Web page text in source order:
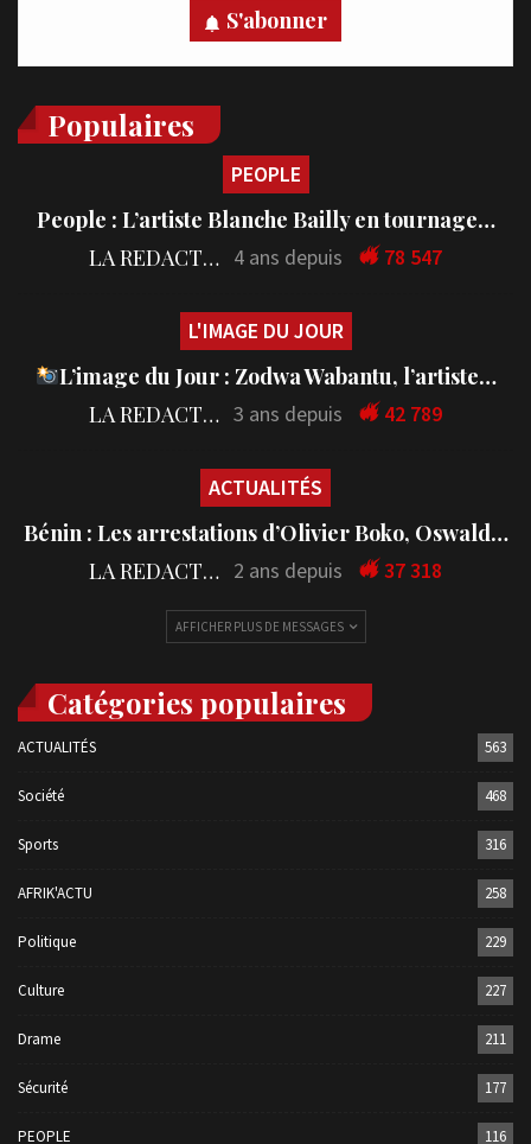
S'abonner
Populaires
PEOPLE
People : L’artiste Blanche Bailly en tournage…
LA REDACTION 4 ans depuis 78 547
L'IMAGE DU JOUR
L’image du Jour : Zodwa Wabantu, l’artiste…
LA REDACTION 3 ans depuis 42 789
ACTUALITÉS
Bénin : Les arrestations d’Olivier Boko, Oswald…
LA REDACTION 2 ans depuis 37 318
AFFICHER PLUS DE MESSAGES
Catégories populaires
ACTUALITÉS 563
Société 468
Sports 316
AFRIK'ACTU 258
Politique 229
Culture 227
Drame 211
Sécurité 177
PEOPLE 116